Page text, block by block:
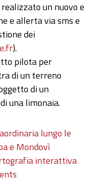
un nuovo e
e allerta via sms e
dei
).
pilota per
di un terreno
di un
una limonaia.
lungo le
e Mondovì
interattiva